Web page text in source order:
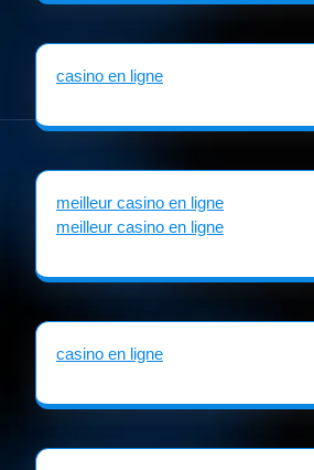
casino en ligne
meilleur casino en ligne
meilleur casino en ligne
casino en ligne